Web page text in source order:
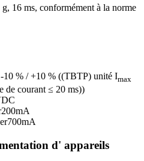
g, 16 ms, conformément à la norme
10 % / +10 % ((TBTP) unité Imax
de courant ≤ 20 ms))
200mA
700mA
d' appareils